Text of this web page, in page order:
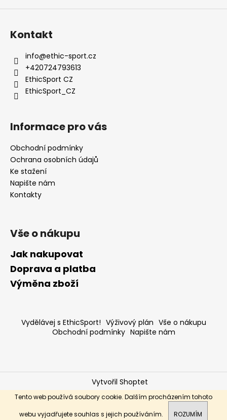
Tento web používá soubory cookie. Dalším procházením tohoto
webu vyjadřujete souhlas s jejich používáním.
ROZUMÍM
Kontakt
info@ethic-sport.cz
+420724793613
EthicSport CZ
EthicSport_CZ
Informace pro vás
Obchodní podmínky
Ochrana osobních údajů
Ke stažení
Napište nám
Kontakty
Vše o nákupu
Jak nakupovat
Doprava a platba
Výměna zboží
Vydělávej s EthicSport! Výživový plán Vše o nákupu
Obchodní podmínky Napište nám
Vytvořil Shoptet
Copyright 2026ethic-sport.cz. Všechna práva